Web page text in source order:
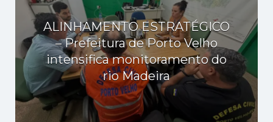
ALINHAMENTO ESTRATÉGICO
– Prefeitura de Porto Velho
intensifica monitoramento do
rio Madeira